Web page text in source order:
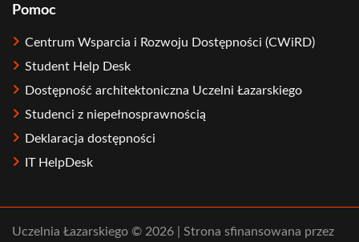
Pomoc
Centrum Wsparcia i Rozwoju Dostępności (CWiRD)
Student Help Desk
Dostępność architektoniczna Uczelni Łazarskiego
Studenci z niepełnosprawnością
Deklaracja dostępności
IT HelpDesk
Uczelnia Łazarskiego © 2026 | Strona sfinansowana przez